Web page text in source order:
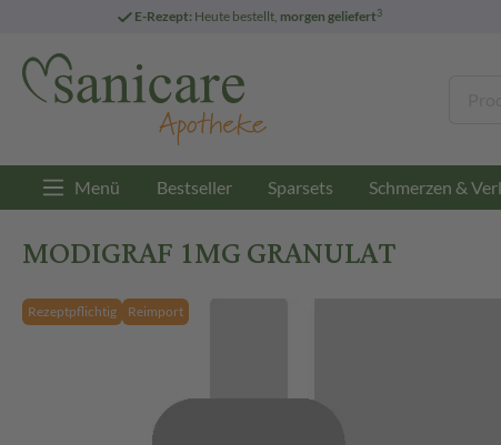
E-Rezept: Heute bestellt, morgen geliefert3
Menü Bestseller Sparsets Schmerzen &
MODIGRAF 1MG GRANULAT
Rezeptpflichtig Reimport